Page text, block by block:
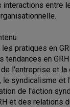
interactions entre
pratiques en
tendances en
l'entreprise et
le syndicalisme et
de l'action
et des relations